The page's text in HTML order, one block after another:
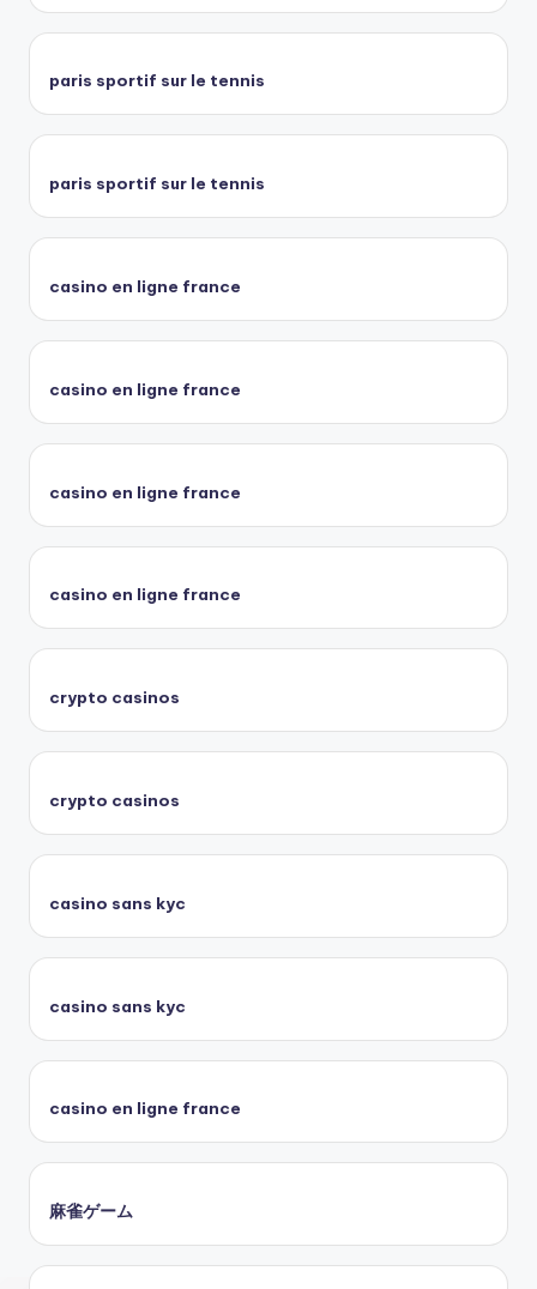
paris sportif sur le tennis
paris sportif sur le tennis
casino en ligne france
casino en ligne france
casino en ligne france
casino en ligne france
crypto casinos
crypto casinos
casino sans kyc
casino sans kyc
casino en ligne france
麻雀ゲーム